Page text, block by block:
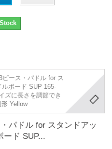
パドル for スタンドアッ
ード SUP...